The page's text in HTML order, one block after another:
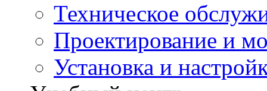
Техническое
Проектирование и
Установка и